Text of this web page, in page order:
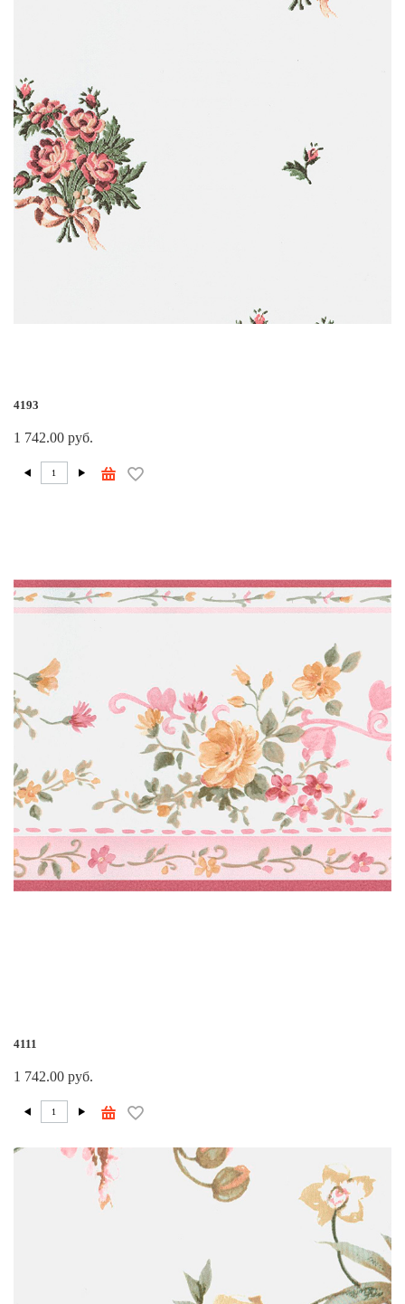
4193
1 742.00 руб.
4111
1 742.00 руб.